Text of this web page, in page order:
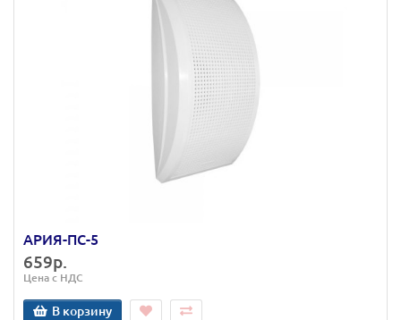
АРИЯ-ПС-5
659р.
Цена с НДС
В корзину